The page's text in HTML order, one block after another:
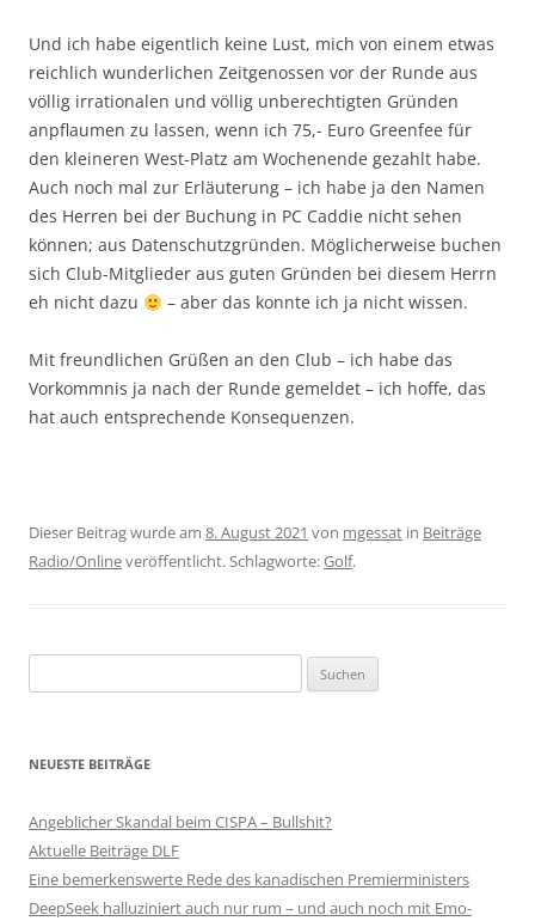
Und ich habe eigentlich keine Lust, mich von einem etwas
reichlich wunderlichen Zeitgenossen vor der Runde aus
völlig irrationalen und völlig unberechtigten Gründen
anpflaumen zu lassen, wenn ich 75,- Euro Greenfee für
den kleineren West-Platz am Wochenende gezahlt habe.
Auch noch mal zur Erläuterung – ich habe ja den Namen
des Herren bei der Buchung in PC Caddie nicht sehen
können; aus Datenschutzgründen. Möglicherweise buchen
sich Club-Mitglieder aus guten Gründen bei diesem Herrn
eh nicht dazu
– aber das konnte ich ja nicht wissen.
Mit freundlichen Grüßen an den Club – ich habe das
Vorkommnis ja nach der Runde gemeldet – ich hoffe, das
hat auch entsprechende Konsequenzen.
Dieser Beitrag wurde am 8. August 2021 von mgessat in Beiträge
Radio/Onlineveröffentlicht. Schlagworte:Golf.
nach:
NEUESTE BEITRÄGE
Angeblicher Skandal beim CISPA – Bullshit?
Aktuelle Beiträge DLF
Eine bemerkenswerte Rede des kanadischen Premierministers
DeepSeek halluziniert auch nur rum – und auch noch mit Emo-